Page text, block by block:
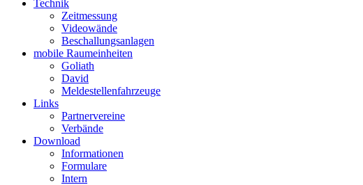
Technik
Zeitmessung
Videowände
Beschallungsanlagen
mobile Raumeinheiten
Goliath
David
Meldestellenfahrzeuge
Links
Partnervereine
Verbände
Download
Informationen
Formulare
Intern